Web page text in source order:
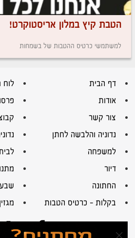
הטבת קיץ במלון אריסטוקרט!
למשתמשי כרטיס ההטבות של בשמחות
דף הבית
לוח
אודות
צור קשר
נדוניה והלבשה לחתן
למשפחה
דיור
החתונה
בקלות – כרטיס הטבות
מגזין